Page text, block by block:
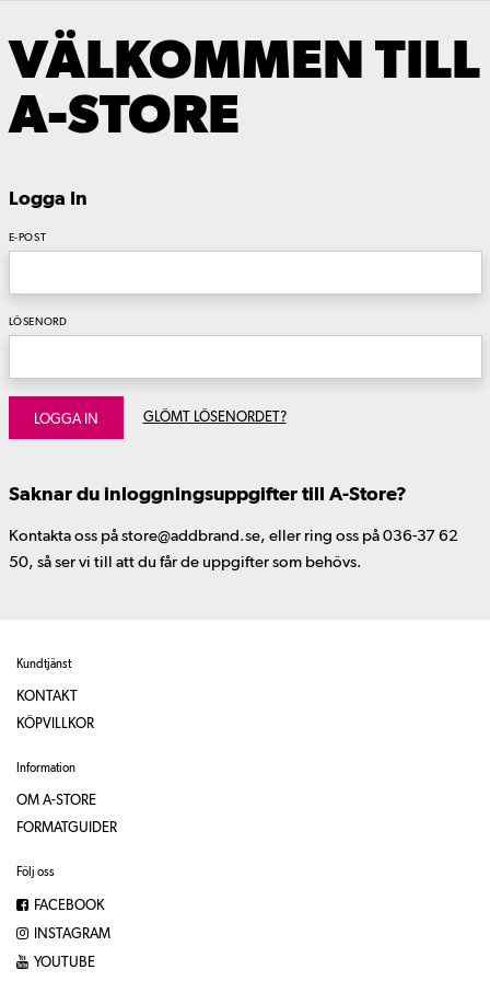
VÄLKOMMEN TILL
A-STORE
Logga In
E-POST
LÖSENORD
LOGGA IN GLÖMT LÖSENORDET?
Saknar du inloggningsuppgifter till A-Store?
Kontakta oss på store@addbrand.se, eller ring oss på 036-37 62
50, så ser vi till att du får de uppgifter som behövs.
Kundtjänst
KONTAKT
KÖPVILLKOR
Information
OM A-STORE
FORMATGUIDER
Följ oss
FACEBOOK
INSTAGRAM
YOUTUBE